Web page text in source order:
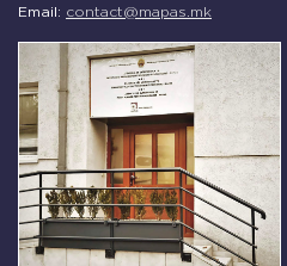
Email: contact@mapas.mk